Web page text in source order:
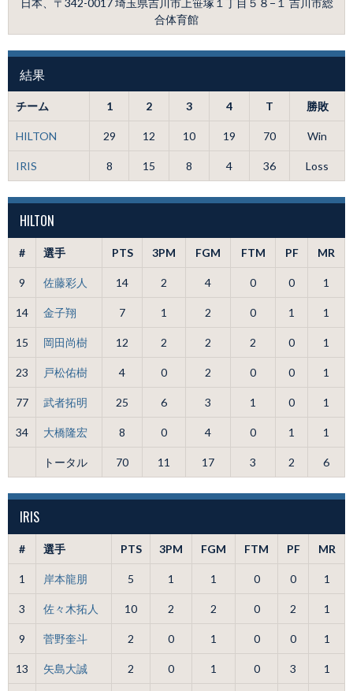
合体育館
結果
チーム 1 2 3 4 T 勝敗
HILTON 29 12 10 19 70 Win
IRIS 8 15 8 4 36 Loss
HILTON
# 選手 PTS 3PM FGM FTM PF MR
9 佐藤彩人 14 2 4 0 0 1
14 金子翔 7 1 2 0 1 1
15 岡田尚樹 12 2 2 2 0 1
23 戸松佑樹 4 0 2 0 0 1
77 武者拓明 25 6 3 1 0 1
34 大橋隆宏 8 0 4 0 1 1
トータル 70 11 17 3 2 6
IRIS
# 選手 PTS 3PM FGM FTM PF MR
1 岸本龍朋 5 1 1 0 0 1
3 佐々木拓人 10 2 2 0 2 1
9 菅野奎斗 2 0 1 0 0 1
13 矢島大誠 2 0 1 0 3 1